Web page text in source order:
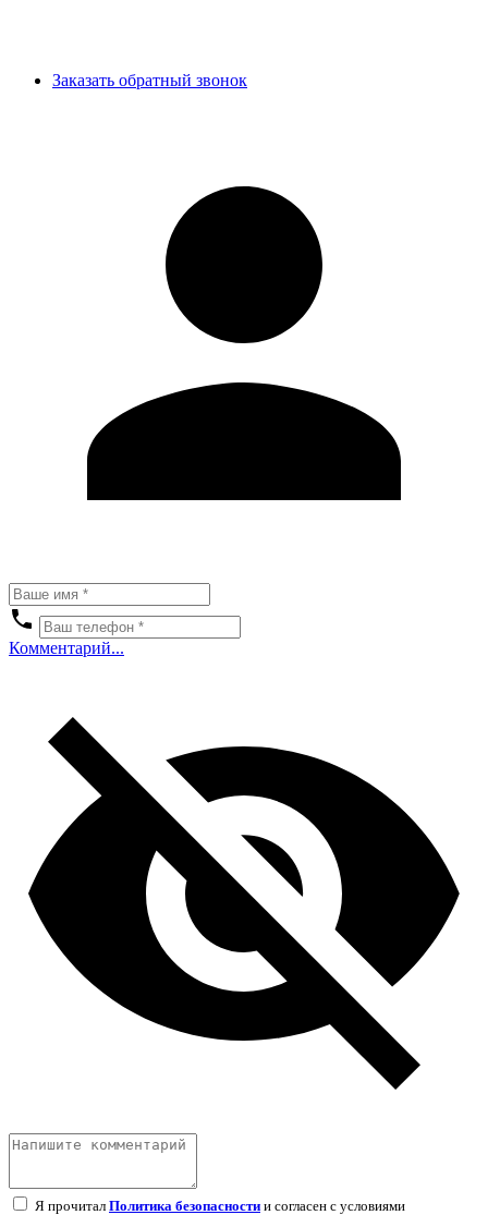
Заказать обратный звонок
Комментарий...
Я прочитал Политика безопасности и согласен с условиями